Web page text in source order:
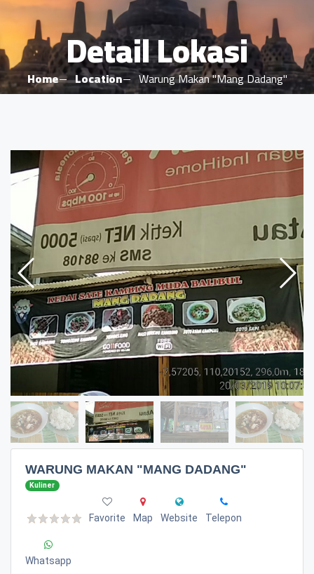
Detail Lokasi
Home Location Warung Makan "Mang Dadang"
WARUNG MAKAN "MANG DADANG"
Kuliner
Favorite Map Website Telepon
Whatsapp